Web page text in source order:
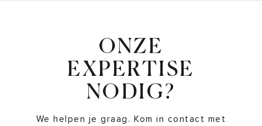
ONZE
EXPERTISE
NODIG?
We helpen je graag. Kom in contact met